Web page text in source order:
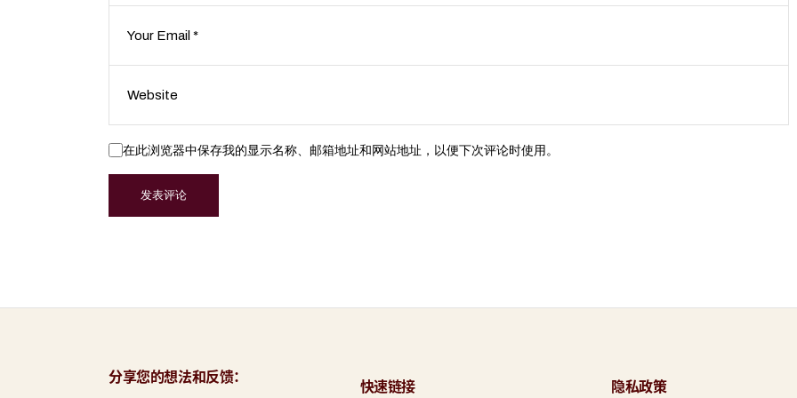
在此浏览器中保存我的显示名称、邮箱地址和网站地址，以便下次评论时使用。
发表评论
分享您的想法和反馈： 快速链接 隐私政策